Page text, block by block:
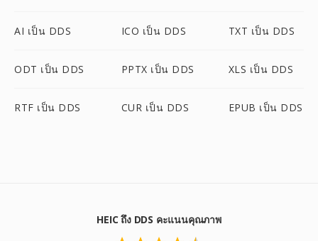
AI เป็น DDS ICO เป็น DDS TXT เป็น DDS
ODT เป็น DDS PPTX เป็น DDS XLS เป็น DDS
RTF เป็น DDS CUR เป็น DDS EPUB เป็น DDS
HEIC ถึง DDS คะแนนคุณภาพ